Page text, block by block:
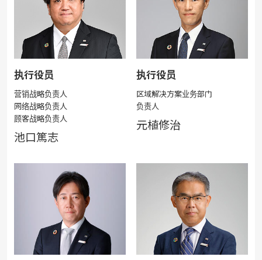
执行役员
营销战略负责人
网络战略负责人
顾客战略负责人
池口篤志
执行役员
区域解决方案业务部门
负责人
元植修治